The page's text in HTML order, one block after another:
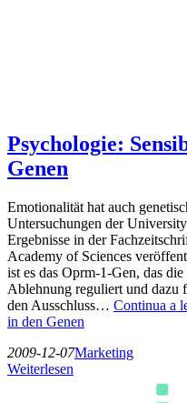
Psychologie:
Genen
Emotionalität hat auch
Untersuchungen der
Ergebnisse in der
Academy of Sciences
ist es das Oprm-1-Gen, das
Ablehnung reguliert und dazu
den Ausschluss… Continua a
in den Genen
2009-12-07Marketing
Weiterlesen